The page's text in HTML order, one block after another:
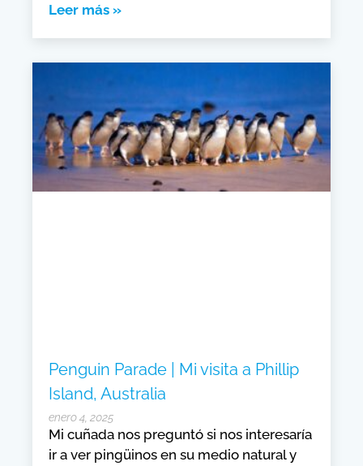
Leer más »
Penguin Parade | Mi visita a Phillip
Island, Australia
enero 4, 2025
Mi cuñada nos preguntó si nos interesaría
ir a ver pingüinos en su medio natural y